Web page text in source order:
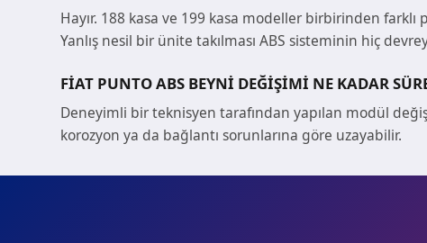
Hayır. 188 kasa ve 199 kasa modeller birbirinden
Yanlış nesil bir ünite takılması ABS sisteminin hiç
FIAT PUNTO ABS BEYNI DEĞIŞIMI NE KADAR
Deneyimli bir teknisyen tarafından yapılan modül
korozyon ya da bağlantı sorunlarına göre uzayabilir.